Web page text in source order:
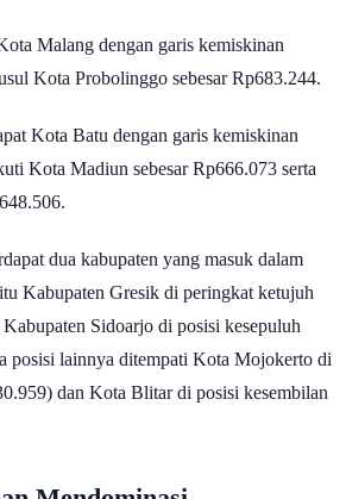
Malang dengan garis kemiskinan
Kota Probolinggo sebesar Rp683.244.
Kota Batu dengan garis kemiskinan
Kota Madiun sebesar Rp666.073 serta
dua kabupaten yang masuk dalam
Kabupaten Gresik di peringkat ketujuh
Sidoarjo di posisi kesepuluh
posisi lainnya ditempati Kota Mojokerto di
dan Kota Blitar di posisi kesembilan